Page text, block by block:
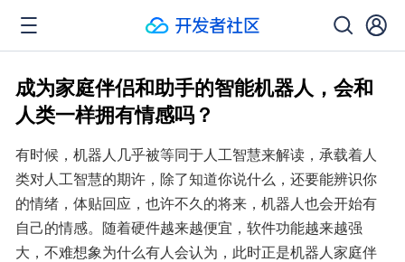
成为家庭伴侣和助手的智能机器人，会和
人类一样拥有情感吗？
有时候，机器人几乎被等同于人工智慧来解读，承载着人
类对人工智慧的期许，除了知道你说什么，还要能辨识你
的情绪，体贴回应，也许不久的将来，机器人也会开始有
自己的情感。随着硬件越来越便宜，软件功能越来越强
大，不难想象为什么有人会认为，此时正是机器人家庭伴